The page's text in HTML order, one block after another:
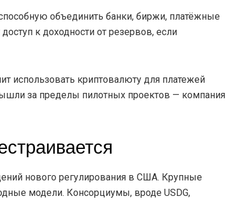
объединить банки, биржи, платёжные
к доходности от резервов, если
использовать криптовалюту для платежей
за пределы пилотных проектов — компания
нового регулирования в США. Крупные
модели. Консорциумы, вроде USDG,